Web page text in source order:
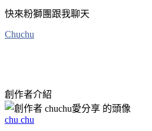
快來粉獅團跟我聊天
Chuchu
創作者介紹
chu chu